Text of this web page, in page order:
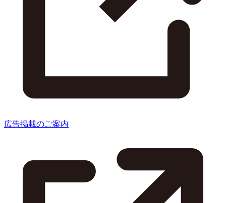
広告掲載のご案内